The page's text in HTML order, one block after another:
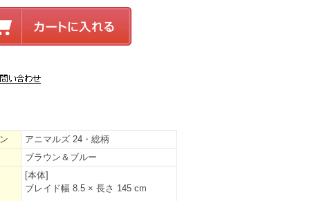
アニマルズ 24・総柄
ブラウン＆ブルー
[本体]
ブレイド幅 8.5 × 長さ 145 cm